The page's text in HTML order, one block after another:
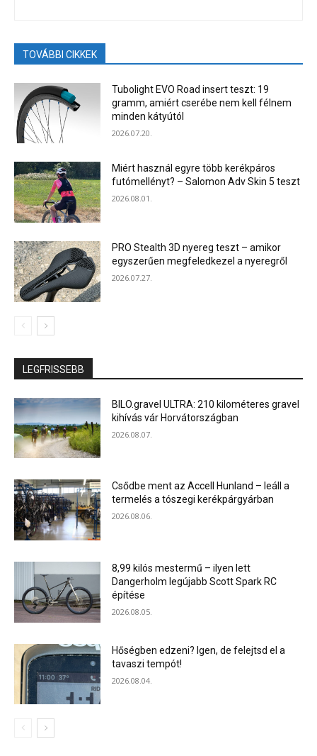
TOVÁBBI CIKKEK
Tubolight EVO Road insert teszt: 19
gramm, amiért cserébe nem kell félnem
minden kátyútól
2026.07.20.
Miért használ egyre több kerékpáros
futómellényt? – Salomon Adv Skin 5 teszt
2026.08.01.
PRO Stealth 3D nyereg teszt – amikor
egyszerűen megfeledkezel a nyeregről
2026.07.27.
LEGFRISSEBB
BILO.gravel ULTRA: 210 kilométeres gravel
kihívás vár Horvátországban
2026.08.07.
Csődbe ment az Accell Hunland – leáll a
termelés a tószegi kerékpárgyárban
2026.08.06.
8,99 kilós mestermű – ilyen lett
Dangerholm legújabb Scott Spark RC
építése
2026.08.05.
Hőségben edzeni? Igen, de felejtsd el a
tavaszi tempót!
2026.08.04.